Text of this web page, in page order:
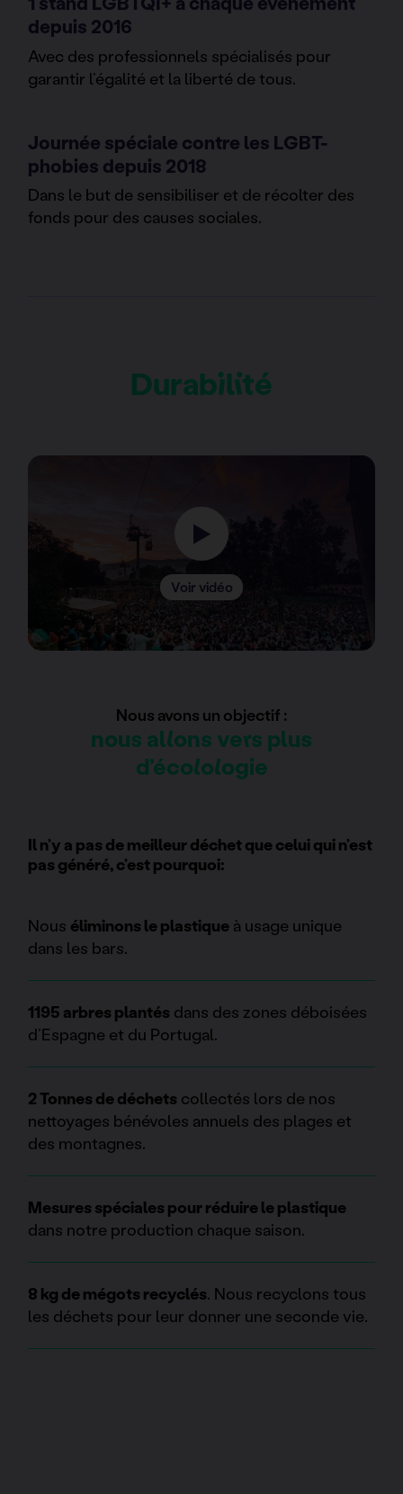
depuis 2016
Avec des professionnels spécialisés pour
garantir l’égalité et la liberté de tous.
Journée spéciale contre les LGBT-
phobies depuis 2018
Dans le but de sensibiliser et de récolter des
fonds pour des causes sociales.
Durabilité
Voir vidéo
Nous avons un objectif :
nous allons vers plus
d’écolologie
Il n’y a pas de meilleur déchet que celui qui n’est
pas généré, c’est pourquoi:
Nous éliminons le plastique à usage unique
dans les bars.
1195 arbres plantés dans des zones déboisées
d’Espagne et du Portugal.
2 Tonnes de déchets collectés lors de nos
nettoyages bénévoles annuels des plages et
des montagnes.
Mesures spéciales pour réduire le plastique
dans notre production chaque saison.
8 kg de mégots recyclés. Nous recyclons tous
les déchets pour leur donner une seconde vie.